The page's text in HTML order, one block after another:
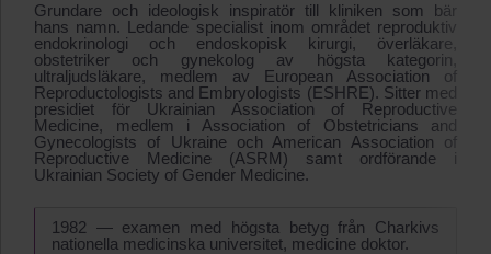
Grundare och ideologisk inspiratör till kliniken som bär
hans namn. Ledande specialist inom området reproduktiv
endokrinologi och endoskopisk kirurgi, överläkare,
obstetriker och gynekolog av högsta kategorin,
ultraljudsläkare, medlem av European Association of
Reproductologists and Embryologists (ESHRE). Sitter med
presidiet för Ukrainian Association of Reproductive
Medicine, medlem i Association of Obstetricians and
Gynecologists of Ukraine och American Association of
Reproductive Medicine (ASRM) samt ordförande i
Ukrainian Society of Gender Medicine.
1982 ― examen med högsta betyg från Charkivs
nationella medicinska universitet, medicine doktor.